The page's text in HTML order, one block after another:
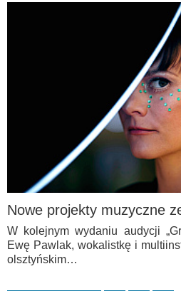
Nowe projekty muzyczne
W kolejnym wydaniu audycji
Ewę Pawlak, wokalistkę i
olsztyńskim…